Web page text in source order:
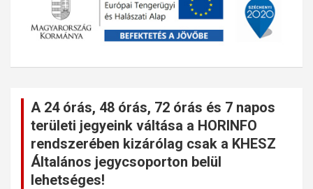
A 24 órás, 48 órás, 72 órás és 7 napos
területi jegyeink váltása a HORINFO
rendszerében kizárólag csak a KHESZ
Általános jegycsoporton belül
lehetséges!